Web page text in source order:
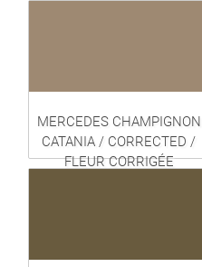
MERCEDES CHAMPIGNON
CATANIA / CORRECTED /
FLEUR CORRIGÉE